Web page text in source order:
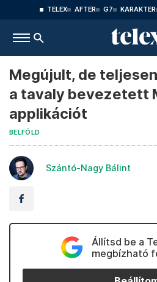
TELEX AFTER G7 KARAKTER
Megújult, de
a tavaly bevezetett
applikációt
BELFÖLD
Szántó-Nagy Bálint
Állítsd be a
megbízható